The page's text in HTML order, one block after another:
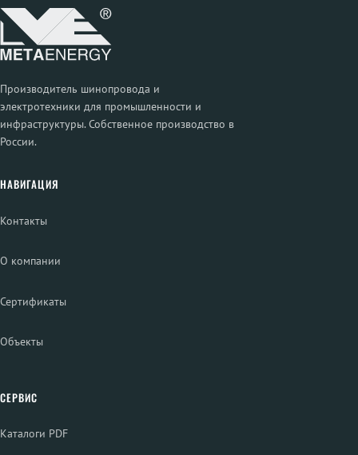
Производитель шинопровода и
электротехники для промышленности и
инфраструктуры. Собственное производство в
России.
НАВИГАЦИЯ
Контакты
О компании
Сертификаты
Объекты
СЕРВИС
Каталоги PDF